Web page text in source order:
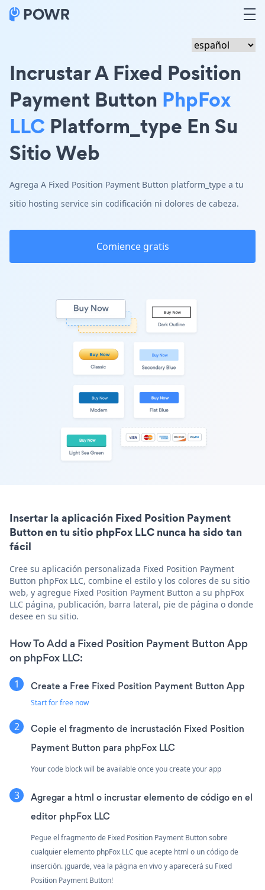
Incrustar A Fixed Position
Payment Button PhpFox
LLC Platform_type En Su
Sitio Web
Agrega A Fixed Position Payment Button platform_type a tu
sitio hosting service sin codificación ni dolores de cabeza.
Comience gratis
Insertar la aplicación Fixed Position Payment
Button en tu sitio phpFox LLC nunca ha sido tan
fácil
Cree su aplicación personalizada Fixed Position Payment
Button phpFox LLC, combine el estilo y los colores de su sitio
web, y agregue Fixed Position Payment Button a su phpFox
LLC página, publicación, barra lateral, pie de página o donde
desee en su sitio.
How To Add a Fixed Position Payment Button App
on phpFox LLC:
Create a Free Fixed Position Payment Button App
Start for free now
Copie el fragmento de incrustación Fixed Position
Payment Button para phpFox LLC
Your code block will be available once you create your app
Agregar a html o incrustar elemento de código en el
editor phpFox LLC
Pegue el fragmento de Fixed Position Payment Button sobre
cualquier elemento phpFox LLC que acepte html o un código de
inserción. ¡guarde, vea la página en vivo y aparecerá su Fixed
Position Payment Button!